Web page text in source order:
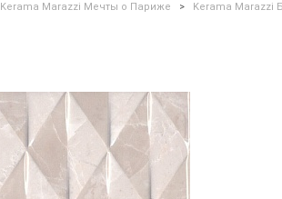
Kerama Marazzi Мечты о Париже > Kerama Marazzi